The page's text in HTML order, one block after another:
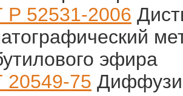
Р 52531-2006
эфира
20549-75